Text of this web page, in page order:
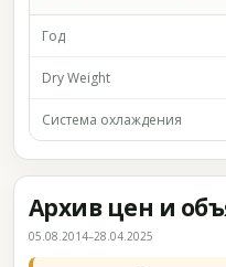
Год
Dry Weight
Система охлаждения
Архив цен и
05.08.2014–28.04.2025